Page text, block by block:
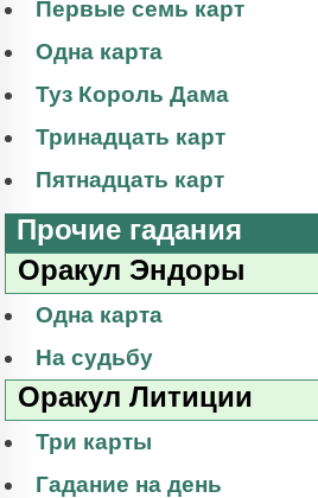
Первые семь карт
Одна карта
Туз Король Дама
Тринадцать карт
Пятнадцать карт
Прочие гадания
Оракул Эндоры
Одна карта
На судьбу
Оракул Литиции
Три карты
Гадание на день